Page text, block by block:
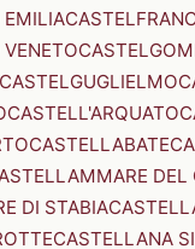
EMILIA
CASTELGUGLIELMO
CASTELL'ARQUATO
CASTELLABATE
DEL
DI STABIA
CASTELLANA